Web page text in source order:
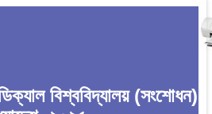
বিশ্ববিদ্যালয় (সংশোধন)